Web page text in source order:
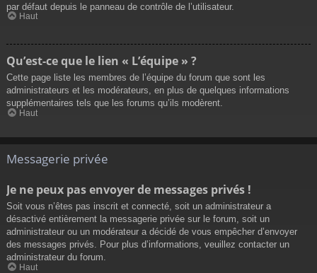
par défaut depuis le panneau de contrôle de l’utilisateur.
Haut
Qu’est-ce que le lien « L’équipe » ?
Cette page liste les membres de l’équipe du forum que sont les
administrateurs et les modérateurs, en plus de quelques informations
supplémentaires tels que les forums qu’ils modèrent.
Haut
Messagerie privée
Je ne peux pas envoyer de messages privés !
Soit vous n’êtes pas inscrit et connecté, soit un administrateur a
désactivé entièrement la messagerie privée sur le forum, soit un
administrateur ou un modérateur a décidé de vous empêcher d’envoyer
des messages privés. Pour plus d’informations, veuillez contacter un
administrateur du forum.
Haut